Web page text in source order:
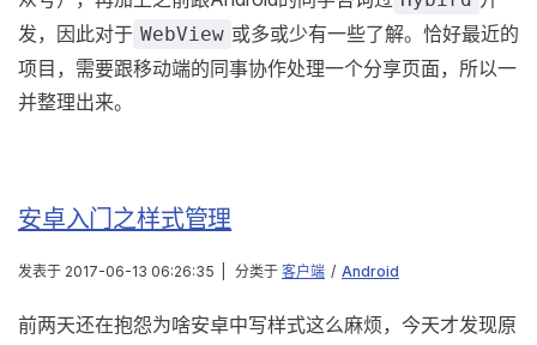
发，因此对于 WebView 或多或少有一些了解。恰好最近的
项目，需要跟移动端的同事协作处理一个分享页面，所以一
并整理出来。
安卓入门之样式管理
发表于 2017-06-13 06:26:35 分类于 客户端 / Android
前两天还在抱怨为啥安卓中写样式这么麻烦，今天才发现原